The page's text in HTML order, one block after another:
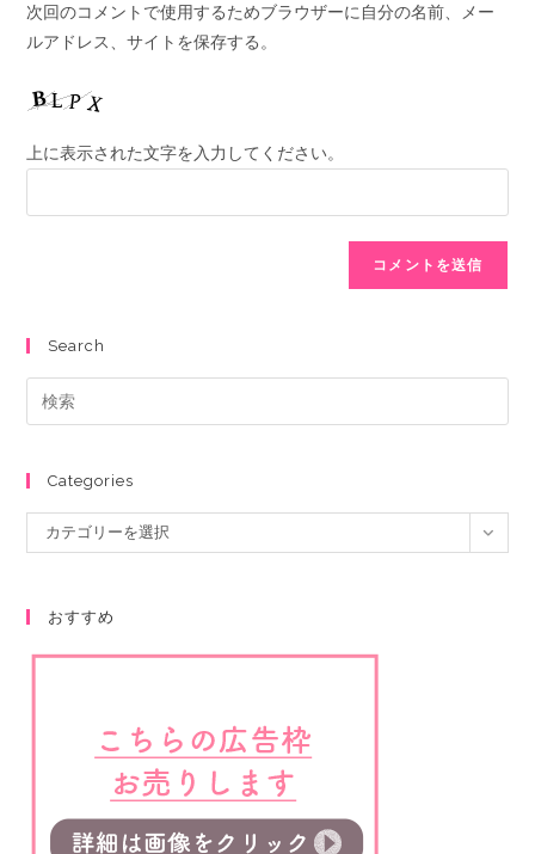
次回のコメントで使用するためブラウザーに自分の名前、メー
ルアドレス、サイトを保存する。
上に表示された文字を入力してください。
Search
Categories
カテゴリーを選択
おすすめ